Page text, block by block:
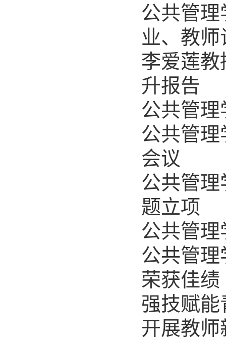
公共管
业、教师
李爱莲
升报告
公共管
公共管
会议
公共管理
题立项
公共管
公共管
荣获佳绩
强技赋
开展教